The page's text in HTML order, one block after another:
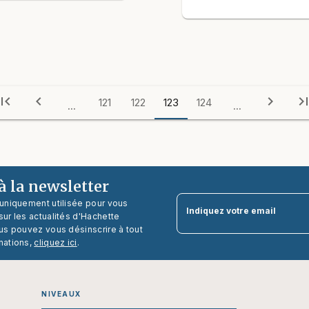
first_page chevron_left ... 121 122 123 124 ... chevron_right last_page
la newsletter
utilisée pour vous
les actualités d'Hachette
pouvez vous désinscrire à tout
cliquez ici .
Indiquez votre email
NIVEAUX